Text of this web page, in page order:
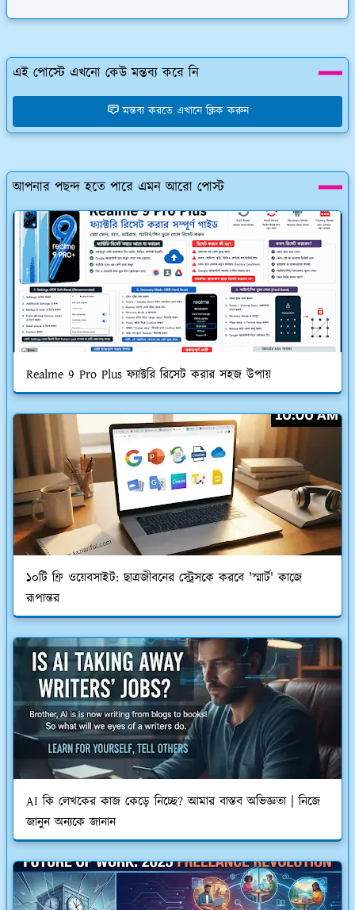
এই পোস্টে এখনো কেউ মন্তব্য করে নি
মন্তব্য করতে এখানে ক্লিক করুন
আপনার পছন্দ হতে পারে এমন আরো পোস্ট
Realme 9 Pro Plus ফ্যাক্টরি রিসেট করার সহজ উপায়
১০টি ফ্রি ওয়েবসাইট: ছাত্রজীবনের স্ট্রেসকে করবে 'স্মার্ট' কাজে
রূপান্তর
AI কি লেখকের কাজ কেড়ে নিচ্ছে? আমার বাস্তব অভিজ্ঞতা | নিজে
জানুন অন্যকে জানান